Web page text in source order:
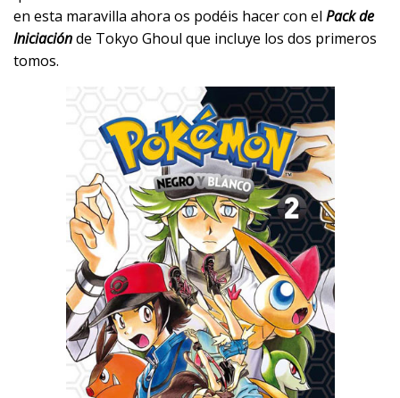
en esta maravilla ahora os podéis hacer con el Pack de
Iniciaciónde Tokyo Ghoul que incluye los dos primeros
tomos.